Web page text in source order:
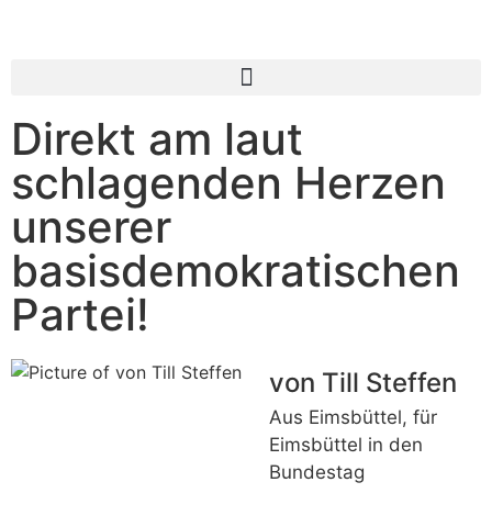
Direkt am laut
schlagenden Herzen
unserer
basisdemokratischen
Partei!
von Till Steffen
Aus Eimsbüttel, für
Eimsbüttel in den
Bundestag